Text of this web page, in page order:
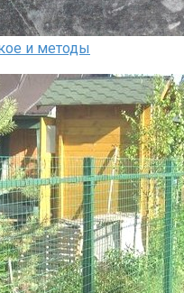
и методы